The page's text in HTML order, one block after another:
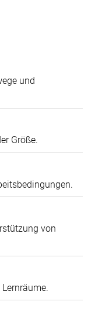
und
Größe.
von